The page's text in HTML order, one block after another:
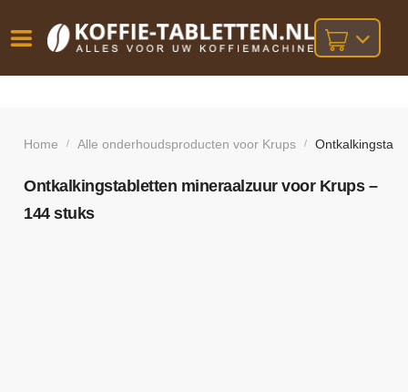
volgende
boven
Home / Alle onderhoudsproducten voor Krups /
Ontkalkingstabletten mineraalzuur voor Krups –
144 stuks